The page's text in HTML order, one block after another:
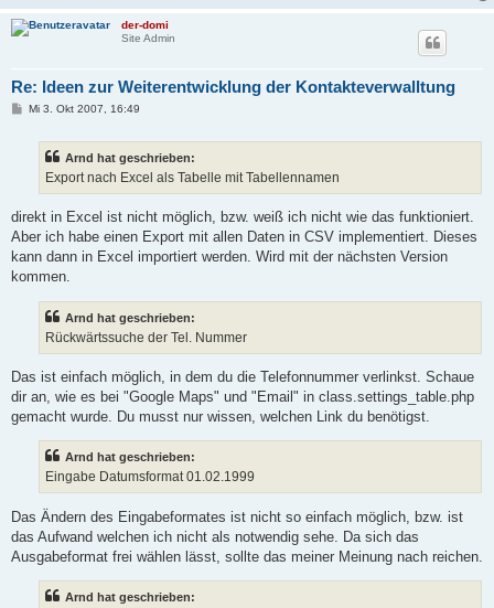
der-domi
Site Admin
Re: Ideen zur Weiterentwicklung der Kontakteverwalltung
BMi 3. Okt 2007, 16:49
Arnd hat geschrieben:
Export nach Excel als Tabelle mit Tabellennamen
direkt in Excel ist nicht möglich, bzw. weiß ich nicht wie das funktioniert.
Aber ich habe einen Export mit allen Daten in CSV implementiert. Dieses
kann dann in Excel importiert werden. Wird mit der nächsten Version
kommen.
Arnd hat geschrieben:
Rückwärtssuche der Tel. Nummer
Das ist einfach möglich, in dem du die Telefonnummer verlinkst. Schaue
dir an, wie es bei "Google Maps" und "Email" in class.settings_table.php
gemacht wurde. Du musst nur wissen, welchen Link du benötigst.
Arnd hat geschrieben:
Eingabe Datumsformat 01.02.1999
Das Ändern des Eingabeformates ist nicht so einfach möglich, bzw. ist
das Aufwand welchen ich nicht als notwendig sehe. Da sich das
Ausgabeformat frei wählen lässt, sollte das meiner Meinung nach reichen.
Arnd hat geschrieben: